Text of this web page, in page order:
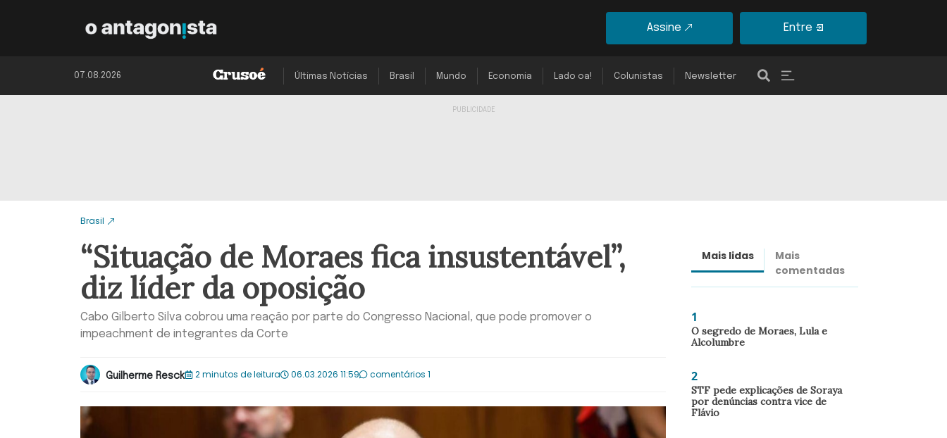
Assine Entre
07.08.2026 Últimas Notícias Brasil Mundo Economia Lado oa! Colunistas Newsletter
Brasil
“Situação de Moraes fica insustentável”,
diz líder da oposição
Cabo Gilberto Silva cobrou uma reação por parte do Congresso Nacional, que pode promover o
impeachment de integrantes da Corte
Guilherme Resck 2 minutos de leitura 06.03.2026 11:59 comentários 1
Mais lidas
Mais
comentadas
1
O segredo de Moraes, Lula e
Alcolumbre
2
STF pede explicações de Soraya
por denúncias contra vice de
Flávio